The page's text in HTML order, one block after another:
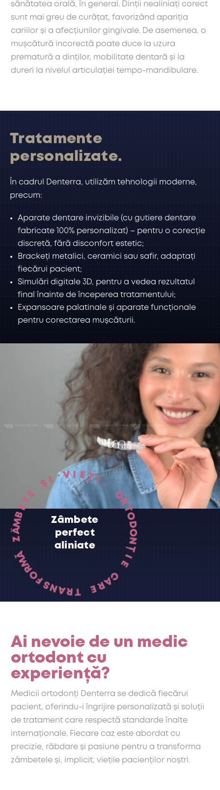
sănătatea orală, în general. Dinții nealiniați corect
sunt mai greu de curățat, favorizând apariția
cariilor și a afecțiunilor gingivale. De asemenea, o
mușcătură incorectă poate duce la uzura
prematură a dinților, mobilitate dentară și la
dureri la nivelul articulației tempo-mandibulare.
Tratamente
personalizate.
În cadrul Denterra, utilizăm tehnologii moderne,
precum:
Aparate dentare invizibile (cu gutiere dentare
fabricate 100% personalizat) – pentru o corecție
discretă, fără disconfort estetic;
Brackeți metalici, ceramici sau safir, adaptați
fiecărui pacient;
Simulări digitale 3D, pentru a vedea rezultatul
final înainte de începerea tratamentului;
Expansoare palatinale și aparate funcționale
pentru corectarea mușcăturii.
Zâmbete
perfect
aliniate
O
R
T
O
D
O
N
Ț
I
E
C
A
R
T
R
A
N
S
F
O
R
M
Ă
Z
Â
M
B
E
T
E
ȘI V IEȚI
.
Ai nevoie de un medic
ortodont cu
experiență?
Medicii ortodonți Denterra se dedică fiecărui
pacient, oferindu-i îngrijire personalizată și soluții
de tratament care respectă standarde înalte
internaționale. Fiecare caz este abordat cu
precizie, răbdare și pasiune pentru a transforma
zâmbetele și, implicit, viețile pacienților noștri.